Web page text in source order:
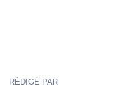
RÉDIGÉ PAR